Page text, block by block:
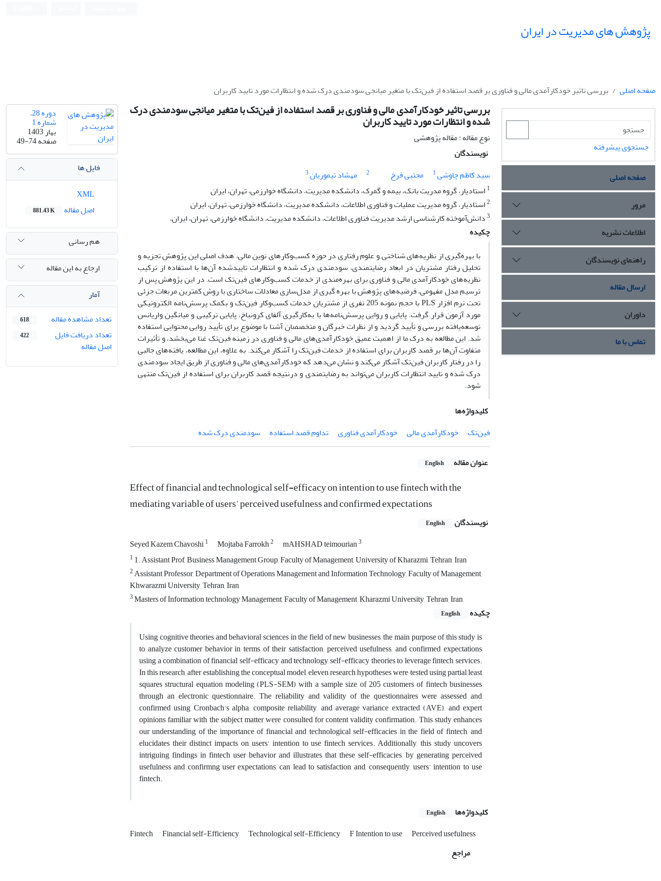
پژوهش های مدیریت در ایران
صفحه اصلی بررسی تاثیر خودکارآمدی مالی و فناوری بر قصد استفاده از فین‌تک با متغیر میانجی سودمندی درک شده و انتظارات مورد تایید کاربران
بررسی تاثیر خودکارآمدی مالی و فناوری بر قصد استفاده از فین‌تک با متغیر میانجی سودمندی درک
شده و انتظارات مورد تایید کاربران
نوع مقاله : مقاله پژوهشی
نویسندگان
سید کاظم چاوشی1 مجتبی فرخ 2 مهشاد تیموریان3
1 استادیار، گروه مدریت بانک، بیمه و گمرک، دانشکده مدیریت، دانشگاه خوارزمی، تهران، ایران
2استادیار، گروه مدیریت عملیات و فناوری اطلاعات، دانشکده مدیریت، دانشگاه خوارزمی، تهران، ایران
3دانش‌آموخته کارشناسی ارشد مدیریت فناوری اطلاعات، دانشکده مدیریت، دانشگاه خوارزمی، تهران، ایران،
چکیده
با بهره‌گیری از نظریه‌های شناختی و علوم رفتاری در حوزه کسب‌وکارهای نوین مالی، هدف اصلی این پژوهش تجزیه و
تحلیل رفتار مشتریان در ابعاد رضایتمندی، سودمندی درک شده و انتظارات تاییدشده آن‌ها با استفاده از ترکیب
نظریه‌های خودکارآمدی مالی و فناوری برای بهره‌مندی از خدمات کسب‌وکارهای فین‌تک است. در این پژوهش پس از
ترسیم مدل مفهومی‌، فرضیه‌های پژوهش با بهره گیری از مدل‌سازی معادلات ساختاری با روش کمترین مربعات جزئی
تحت نرم افزار PLS با حجم نمونه 205 نفری از مشتریان خدمات کسب‌وکار فین‌تک و بکمک پرسش‌نامه الکترونیکی
مورد آزمون قرار گرفت. پایایی و روایی پرسش‌نامه‌ها با به‌کارگیری آلفای کرونباخ، پایایی ترکیبی و میانگین واریانس
توسعه‌یافته بررسی و تأیید گردید و از نظرات خبرگان و متخصصان آشنا با موضوع برای تأیید روایی محتوایی استفاده
شد. این مطالعه به درک ما از اهمیت عمیق خودکارآمدی‌های مالی و فناوری در زمینه فین‌تک غنا می‌بخشد، و تأثیرات
متفاوت آن‌ها بر قصد کاربران برای استفاده از خدمات فین‌تک را آشکار می‌کند. به علاوه، این مطالعه، یافته‌های جالبی
را در رفتار کاربران فین‌تک آشکار می‌کند و نشان می‌دهد که خودکارآمدی‌های مالی و فناوری از طریق ایجاد سودمندی
درک شده و تایید انتظارات کاربران می‌تواند به رضایتمندی و درنتیجه قصد کاربران برای استفاده از فین‌تک منتهی
شود.
کلیدواژه‌ها
فین‌تک
خودکارآمدی مالی خودکارآمدی فناوری تداوم قصد استفاده سودمندی درک شده
عنوان مقاله English
Effect of financial and technological self-efficacy on intention to use fintech with the
mediating variable of users' perceived usefulness and confirmed expectations
نویسندگان English
Seyed Kazem Chavoshi1 Mojtaba Farrokh2 mAHSHAD teimourian3
1 1. Assistant Prof, Business Management Group, Faculty of Management, University of Kharazmi, Tehran, Iran
2Assistant Professor, Department of Operations Management and Information Technology, Faculty of Management,
Khwarazmi University, Tehran, Iran
3Masters of Information technology Management, Faculty of Management, Kharazmi University, Tehran, Iran
چکیده
English
Using cognitive theories and behavioral sciences in the field of new businesses, the main purpose of this study is
to analyze customer behavior in terms of their satisfaction, perceived usefulness, and confirmed expectations
using a combination of financial self-efficacy and technology self-efficacy theories to leverage fintech services.
In this research, after establishing the conceptual model, eleven research hypotheses were tested using partial least
squares structural equation modeling (PLS-SEM) with a sample size of 205 customers of fintech businesses
through an electronic questionnaire. The reliability and validity of the questionnaires were assessed and
confirmed using Cronbach's alpha, composite reliability, and average variance extracted (AVE), and expert
opinions familiar with the subject matter were consulted for content validity confirmation. This study enhances
our understanding of the importance of financial and technological self-efficacies in the field of fintech, and
elucidates their distinct impacts on users' intention to use fintech services. Additionally, this study uncovers
intriguing findings in fintech user behavior and illustrates that these self-efficacies, by generating perceived
usefulness and confirmng user expectations, can lead to satisfaction and, consequently, users' intention to use
fintech.
کلیدواژه‌ها English
Fintech Financial self-Efficiency Technological self-Efficiency F Intention to use
Perceived usefulness
مراجع
دوره 28،
شماره 1
بهار 1403
صفحه49-74
فایل ها
اصل مقاله
881.43 K
هم رسانی
ارجاع به این مقاله
آمار
تعداد مشاهده مقاله
618
تعداد دریافت فایل
اصل مقاله
422
جستجوی پیشرفته
صفحه اصلی
مرور
اطلاعات نشریه
راهنمای نویسندگان
ارسال مقاله
داوران
تماس با ما